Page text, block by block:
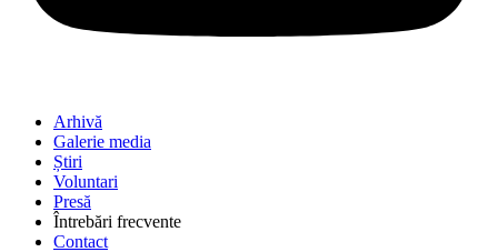
Arhivă
Galerie media
Știri
Voluntari
Presă
Întrebări frecvente
Contact